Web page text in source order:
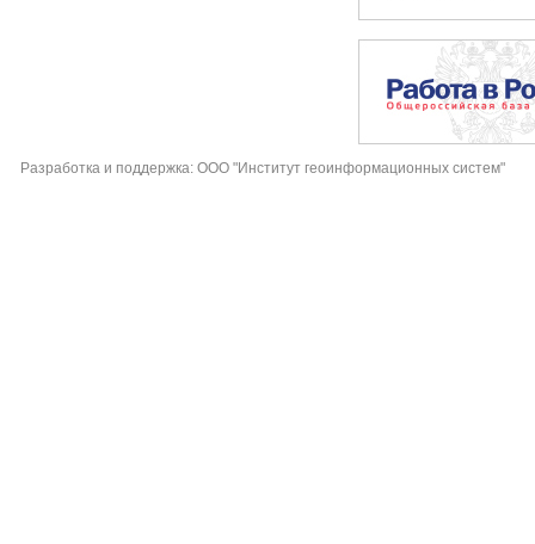
Разработка и поддержка: ООО "Институт геоинформационных систем"